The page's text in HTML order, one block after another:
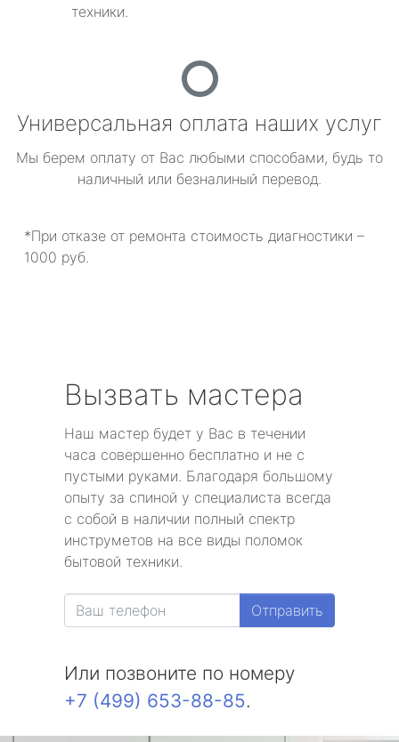
техники.
Универсальная оплата наших услуг
Мы берем оплату от Вас любыми способами, будь то
наличный или безналиный перевод.
*При отказе от ремонта стоимость диагностики –
1000 руб.
Вызвать мастера
Наш мастер будет у Вас в течении
часа совершенно бесплатно и не с
пустыми руками. Благодаря большому
опыту за спиной у специалиста всегда
с собой в наличии полный спектр
инструметов на все виды поломок
бытовой техники.
Отправить
Или позвоните по номеру
+7 (499) 653-88-85.